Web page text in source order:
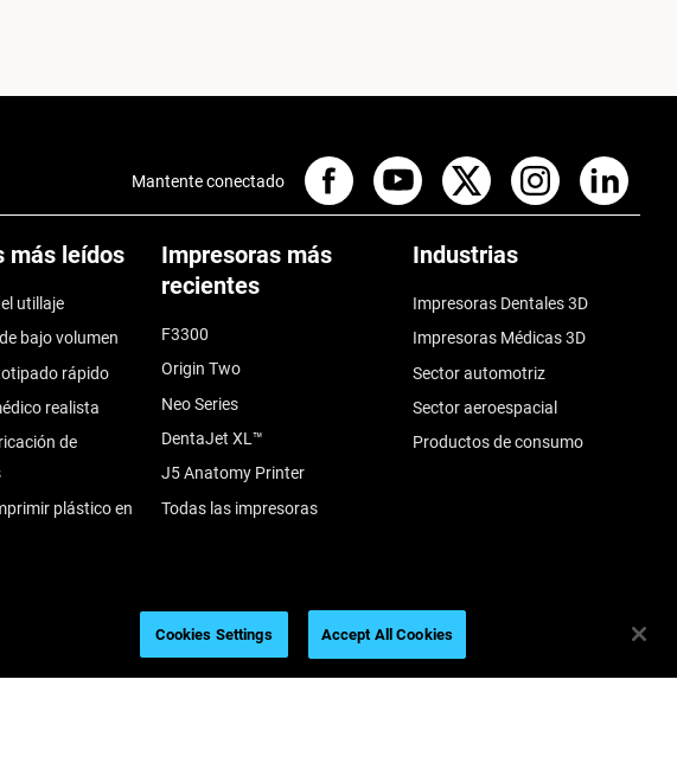
más leídos
utillaje
bajo volumen
rápido
realista
de
plástico en
Impresoras más
recientes
F3300
Origin Two
Neo Series
DentaJet XL™
J5 Anatomy Printer
Todas las impresoras
Industrias
Impresoras Dentales 3D
Impresoras Médicas 3D
Sector automotriz
Sector aeroespacial
Productos de consumo
Ventas y soporte Nuestra empresa
Mantente conectado
Cookies Settings Accept All Cookies